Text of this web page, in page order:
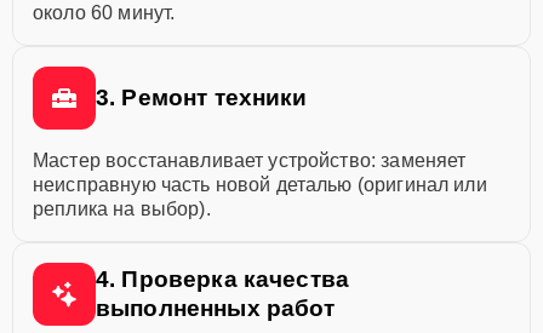
около 60 минут.
3. Ремонт техники
Мастер восстанавливает устройство: заменяет
неисправную часть новой деталью (оригинал или
реплика на выбор).
4. Проверка качества
выполненных работ